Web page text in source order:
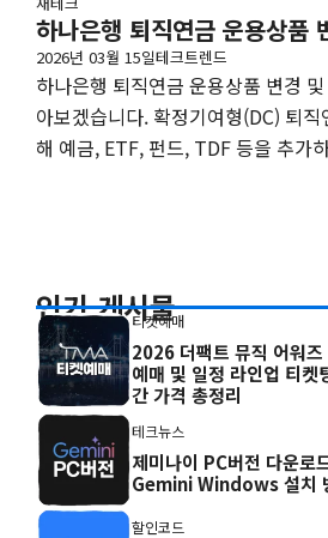
하나은행 퇴직연금 운용상품
2026년 03월 15일테크트렌드
하나은행 퇴직연금 운용상품 변경
아보겠습니다. 확정기여형(DC) 퇴
해 예금, ETF, 펀드, TDF 등을 추가
인기 게시물
티켓예매
2026 더팩트 뮤직 어워즈
예매 및 일정 라인업 티켓
간 가격 총정리
테크뉴스
제미나이 PC버전 다운로
Gemini Windows 설치
할인코드